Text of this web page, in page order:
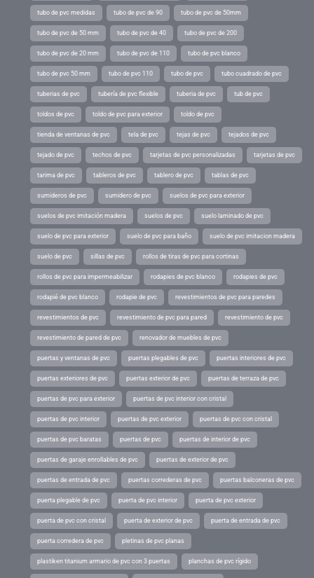
tubo de pvc medidas tubo de pvc de 90 tubo de pvc de 50mm
tubo de pvc de 50 mm tubo de pvc de 40 tubo de pvc de 200
tubo de pvc de 20 mm tubo de pvc de 110 tubo de pvc blanco
tubo de pvc 50 mm tubo de pvc 110 tubo de pvc tubo cuadrado de pvc
tuberias de pvc tubería de pvc flexible tuberia de pvc tub de pvc
toldos de pvc toldo de pvc para exterior toldo de pvc
tienda de ventanas de pvc tela de pvc tejas de pvc tejados de pvc
tejado de pvc techos de pvc tarjetas de pvc personalizadas tarjetas de pvc
tarima de pvc tableros de pvc tablero de pvc tablas de pvc
sumideros de pvc sumidero de pvc suelos de pvc para exterior
suelos de pvc imitación madera suelos de pvc suelo laminado de pvc
suelo de pvc para exterior suelo de pvc para baño suelo de pvc imitacion madera
suelo de pvc sillas de pvc rollos de tiras de pvc para cortinas
rollos de pvc para impermeabilizar rodapies de pvc blanco rodapies de pvc
rodapié de pvc blanco rodapie de pvc revestimientos de pvc para paredes
revestimientos de pvc revestimiento de pvc para pared revestimiento de pvc
revestimiento de pared de pvc renovador de muebles de pvc
puertas y ventanas de pvc puertas plegables de pvc puertas interiores de pvc
puertas exteriores de pvc puertas exterior de pvc puertas de terraza de pvc
puertas de pvc para exterior puertas de pvc interior con cristal
puertas de pvc interior puertas de pvc exterior puertas de pvc con cristal
puertas de pvc baratas puertas de pvc puertas de interior de pvc
puertas de garaje enrollables de pvc puertas de exterior de pvc
puertas de entrada de pvc puertas correderas de pvc puertas balconeras de pvc
puerta plegable de pvc puerta de pvc interior puerta de pvc exterior
puerta de pvc con cristal puerta de exterior de pvc puerta de entrada de pvc
puerta corredera de pvc pletinas de pvc planas
plastiken titanium armario de pvc con 3 puertas planchas de pvc rígido